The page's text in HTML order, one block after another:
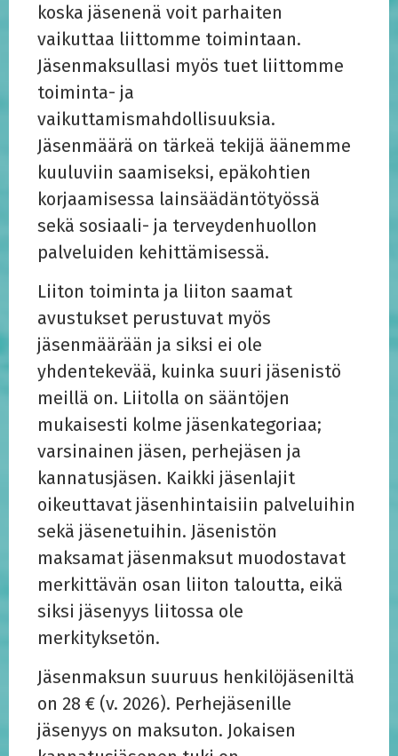
koska jäsenenä voit parhaiten
vaikuttaa liittomme toimintaan.
Jäsenmaksullasi myös tuet liittomme
toiminta- ja
vaikuttamismahdollisuuksia.
Jäsenmäärä on tärkeä tekijä äänemme
kuuluviin saamiseksi, epäkohtien
korjaamisessa lainsäädäntötyössä
sekä sosiaali- ja terveydenhuollon
palveluiden kehittämisessä.
Liiton toiminta ja liiton saamat
avustukset perustuvat myös
jäsenmäärään ja siksi ei ole
yhdentekevää, kuinka suuri jäsenistö
meillä on. Liitolla on sääntöjen
mukaisesti kolme jäsenkategoriaa;
varsinainen jäsen, perhejäsen ja
kannatusjäsen. Kaikki jäsenlajit
oikeuttavat jäsenhintaisiin palveluihin
sekä jäsenetuihin. Jäsenistön
maksamat jäsenmaksut muodostavat
merkittävän osan liiton taloutta, eikä
siksi jäsenyys liitossa ole
merkityksetön.
Jäsenmaksun suuruus henkilöjäseniltä
on 28 € (v. 2026). Perhejäsenille
jäsenyys on maksuton. Jokaisen